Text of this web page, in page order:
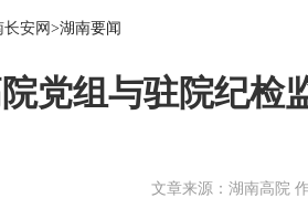
长安网>湖南要闻
党组与驻院纪检
文章来源：湖南高院